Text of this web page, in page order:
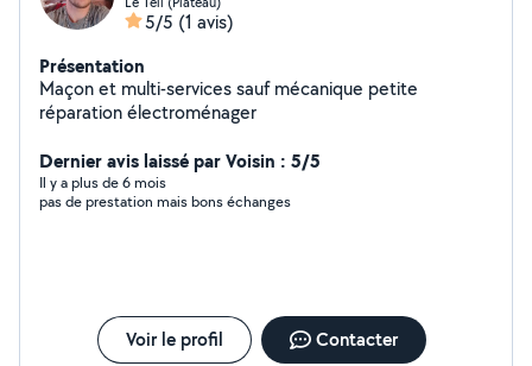
5/5 (1 avis)
Présentation
Maçon et multi-services sauf mécanique petite
réparation électroménager
Dernier avis laissé par Voisin : 5/5
Il y a plus de 6 mois
pas de prestation mais bons échanges
Voir le profil Contacter